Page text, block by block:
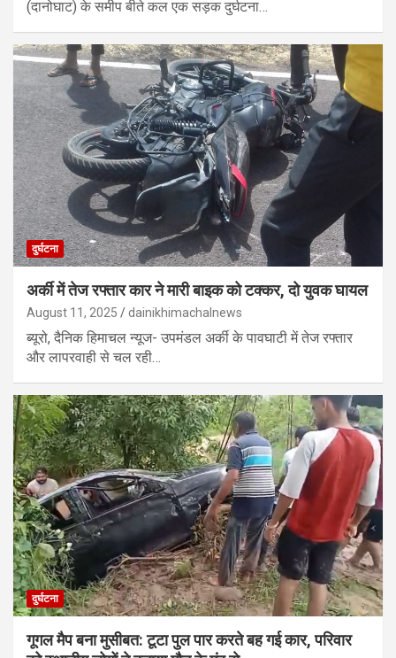
(दानोघाट) के समीप बीते कल एक सड़क दुर्घटना…
दुर्घटना
अर्की में तेज रफ्तार कार ने मारी बाइक को टक्कर, दो युवक घायल
August 11, 2025 dainikhimachalnews
ब्यूरो, दैनिक हिमाचल न्यूज- उपमंडल अर्की के पावघाटी में तेज रफ्तार
और लापरवाही से चल रही…
दुर्घटना
गूगल मैप बना मुसीबत: टूटा पुल पार करते बह गई कार, परिवार